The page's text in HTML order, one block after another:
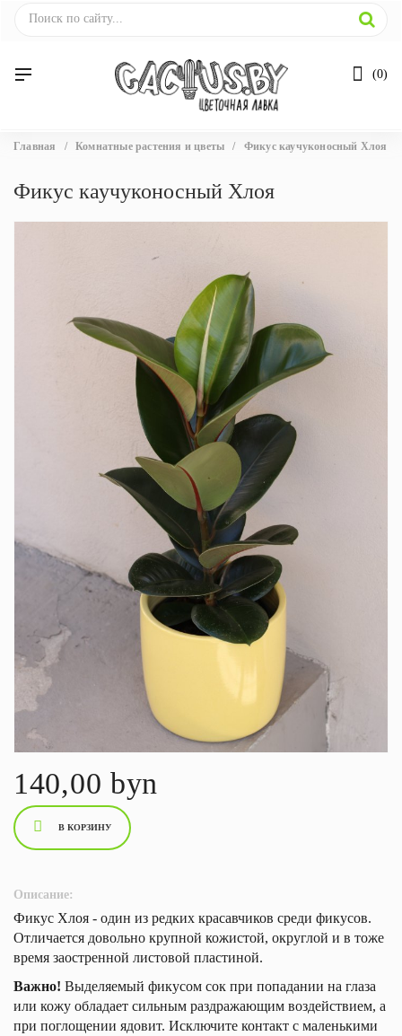
0
Вы
Главная / Комнатные растения и цветы / Фикус каучуконосный Хлоя
Фикус каучуконосный Хлоя
140,00 byn
В КОРЗИНУ
Описание:
Фикус Хлоя - один из редких красавчиков среди фикусов.
Отличается довольно крупной кожистой, округлой и в тоже
время заостренной листовой пластиной.
Важно! Выделяемый фикусом сок при попадании на глаза
или кожу обладает сильным раздражающим воздействием, а
при поглощении ядовит. Исключите контакт с маленькими